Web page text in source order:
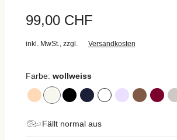
99,00 CHF
inkl. MwSt., zzgl. Versandkosten
Farbe: wollweiss
Fällt normal aus